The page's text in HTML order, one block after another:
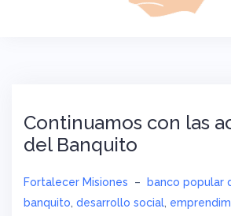
Continuamos con las
del Banquito
Fortalecer Misiones – banco popular
banquito, desarrollo social,